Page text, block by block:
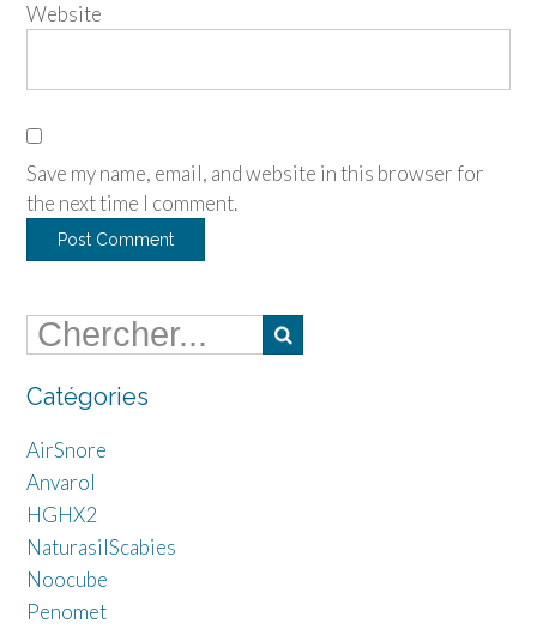
Website
Save my name, email, and website in this browser for
the next time I comment.
Catégories
AirSnore
Anvarol
HGHX2
NaturasilScabies
Noocube
Penomet